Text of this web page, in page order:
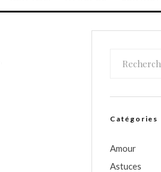
Catégories
Amour
Astuces